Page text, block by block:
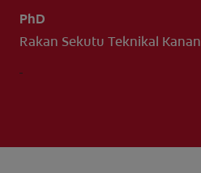
PhD
Rakan Sekutu Teknikal Kanan